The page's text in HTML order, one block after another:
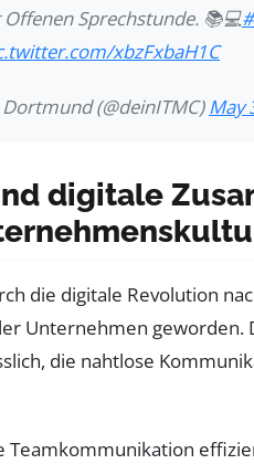
Sprechstunde. 📚💻
xbzFxbaH1C
(@deinITMC)May
digitale
die digitale Revolution
Unternehmen geworden.
die nahtlose
Teamkommunikation